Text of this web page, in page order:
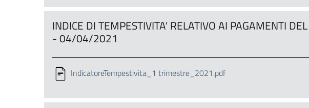
INDICE DI TEMPESTIVITA' RELATIVO AI PAGAMENTI
- 04/04/2021
IndicatoreTempestivita_1 trimestre_2021.pdf